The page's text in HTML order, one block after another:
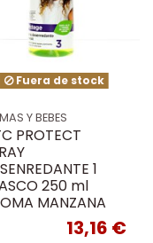
Fuera de stock
Y BEBES
PROTECT
1
250 ml
MANZANA
13,16 €